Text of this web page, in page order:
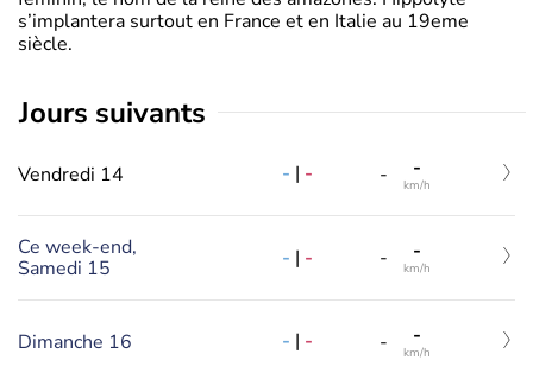
s’implantera surtout en France et en Italie au 19eme
siècle.
jours suivants
Vendredi 14 - | - - -
km/h
Ce week-end,
Samedi 15
- | - - -
km/h
Dimanche 16 - | - - -
km/h